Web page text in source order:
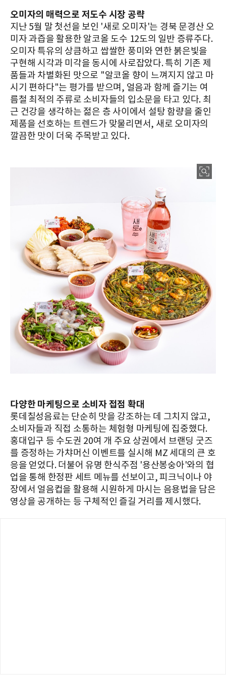
오미자의 매력으로 저도수 시장 공략
지난 5월 말 첫선을 보인 '새로 오미자'는 경북 문경산 오
미자 과즙을 활용한 알코올 도수 12도의 일반 증류주다.
오미자 특유의 상큼하고 쌉쌀한 풍미와 연한 붉은빛을
구현해 시각과 미각을 동시에 사로잡았다. 특히 기존 제
품들과 차별화된 맛으로 "알코올 향이 느껴지지 않고 마
시기 편하다"는 평가를 받으며, 얼음과 함께 즐기는 여
름철 최적의 주류로 소비자들의 입소문을 타고 있다. 최
근 건강을 생각하는 젊은 층 사이에서 설탕 함량을 줄인
제품을 선호하는 트렌드가 맞물리면서, 새로 오미자의
깔끔한 맛이 더욱 주목받고 있다.
다양한 마케팅으로 소비자 접점 확대
롯데칠성음료는 단순히 맛을 강조하는 데 그치지 않고,
소비자들과 직접 소통하는 체험형 마케팅에 집중했다.
홍대입구 등 수도권 20여 개 주요 상권에서 브랜딩 굿즈
를 증정하는 가챠머신 이벤트를 실시해 MZ 세대의 큰 호
응을 얻었다. 더불어 유명 한식주점 '용산봉숭아'와의 협
업을 통해 한정판 세트 메뉴를 선보이고, 피크닉이나 야
장에서 얼음컵을 활용해 시원하게 마시는 음용법을 담은
영상을 공개하는 등 구체적인 즐길 거리를 제시했다.